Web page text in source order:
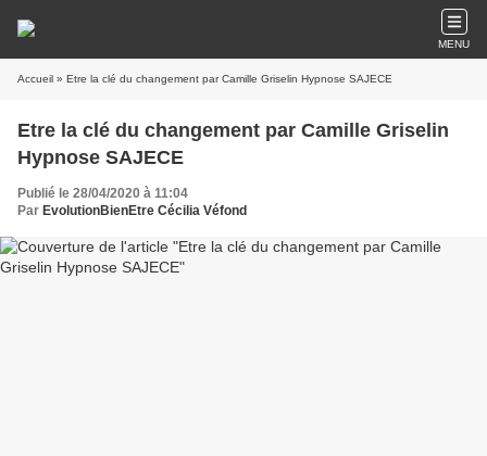
MENU
Accueil » Etre la clé du changement par Camille Griselin Hypnose SAJECE
Etre la clé du changement par Camille Griselin
Hypnose SAJECE
Publié le 28/04/2020 à 11:04
Par EvolutionBienEtre Cécilia Véfond